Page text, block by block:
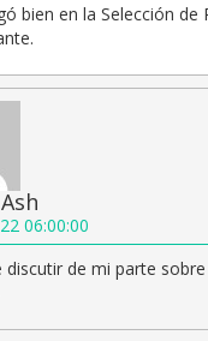
bien en la Selección de
06:00:00
discutir de mi parte